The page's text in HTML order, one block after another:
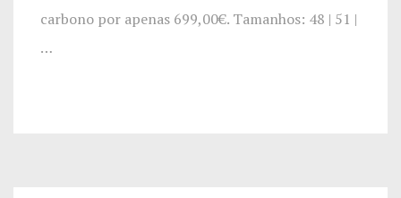
carbono por apenas 699,00€. Tamanhos: 48 | 51 |
…